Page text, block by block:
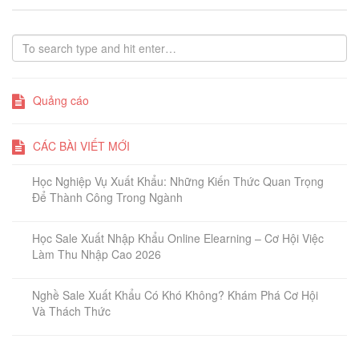
Quảng cáo
CÁC BÀI VIẾT MỚI
Học Nghiệp Vụ Xuất Khẩu: Những Kiến Thức Quan Trọng
Để Thành Công Trong Ngành
Học Sale Xuất Nhập Khẩu Online Elearning – Cơ Hội Việc
Làm Thu Nhập Cao 2026
Nghề Sale Xuất Khẩu Có Khó Không? Khám Phá Cơ Hội
Và Thách Thức